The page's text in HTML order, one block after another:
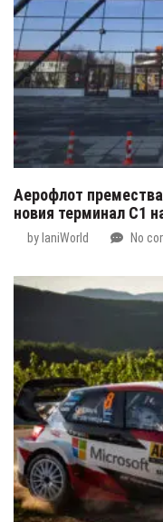
Аерофлот
новия терминал C1
by IaniWorld No